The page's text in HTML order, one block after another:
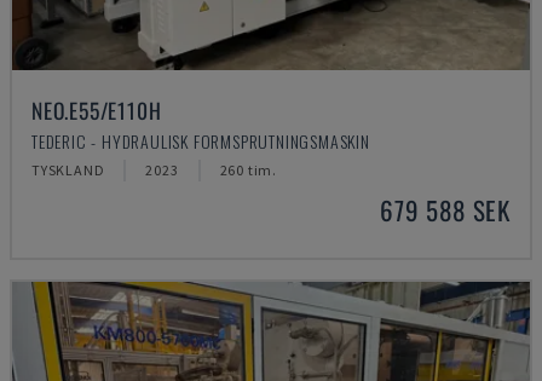
NEO.E55/E110H
TEDERIC - HYDRAULISK FORMSPRUTNINGSMASKIN
TYSKLAND 2023 260 tim.
679 588 SEK